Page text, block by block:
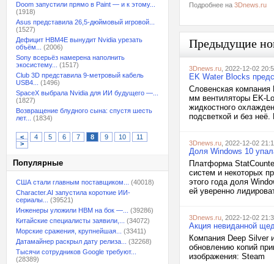
Doom запустили прямо в Paint — и к этому...
(1918)
Asus представила 26,5-дюймовый игровой...
(1527)
Дефицит HBM4E вынудит Nvidia урезать
объём...
(2006)
Sony всерьёз намерена наполнить
экосистему...
(1517)
Club 3D представила 9-метровый кабель
USB4...
(1496)
SpaceX выбрала Nvidia для ИИ будущего —...
(1827)
Возвращение блудного сына: спустя шесть
лет...
(1834)
< 4 5 6 7 8 9 10
11
>
Популярные
США стали главным поставщиком...
(40018)
Character.AI запустила короткие ИИ-
сериалы...
(39521)
Инженеры уложили HBM на бок —...
(39286)
Китайские специалисты заявили,...
(34072)
Морские сражения, крупнейшая...
(33411)
Датамайнер раскрыл дату релиза...
(32268)
Тысячи сотрудников Google требуют...
(28389)
Подробнее на 3Dnews.ru
Предыдущие
3Dnews.ru , 2022-12-02
EK Water Blocks
Словенская
мм вентиляторы EK-
жидкостного
подсветкой и без
3Dnews.ru , 2022-12-02
Доля Windows 10
Платформа
систем и некоторых
этого года доля
ей уверенно
3Dnews.ru , 2022-12-02
Акция невиданной
Компания Deep Silver
обновлению копий
изображения: Steam